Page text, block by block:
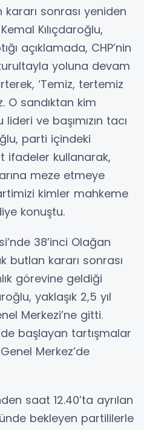
sonrası yeniden
Kılıçdaroğlu,
açıklamada, CHP’nin
yoluna devam
‘Temiz, tertemiz
O sandıktan kim
ve başımızın tacı
parti içindeki
ifadeler kullanarak,
meze etmeye
kimler mahkeme
konuştu.
38’inci Olağan
butlan kararı sonrası
görevine geldiği
yaklaşık 2,5 yıl
Merkezi’ne gitti.
başlayan tartışmalar
Merkez’de
saat 12.40’ta ayrılan
bekleyen partililerle